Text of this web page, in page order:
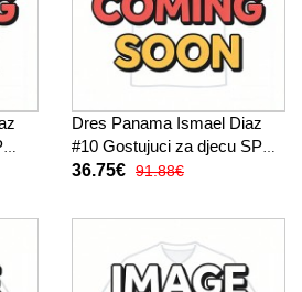
Dres Panama Ismael Diaz
#10 Gostujuci za djecu SP
2026 Kratak Rukav (+ kratke
36.75€ 91.88€